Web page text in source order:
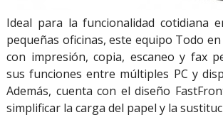
Ideal para la funcionalidad cotidiana
pequeñas oficinas, este equipo Todo
con impresión, copia, escaneo y fax
sus funciones entre múltiples PC y
Además, cuenta con el diseño
simplificar la carga del papel y la